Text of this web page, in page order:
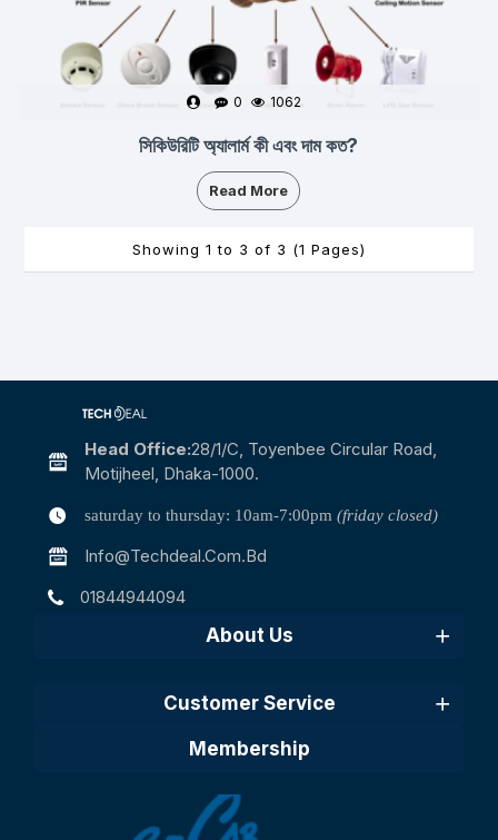
0 1062
সিকিউরিটি অ্যালার্ম কী এবং দাম কত?
Read More
Showing 1 to 3 of 3 (1 Pages)
Head Office:28/1/c, Toyenbee Circular Road,
Motijheel, Dhaka-1000.
saturday to thursday: 10am-7:00pm (friday closed)
Info@techdeal.com.bd
01844944094
About Us
Customer Service
Membership